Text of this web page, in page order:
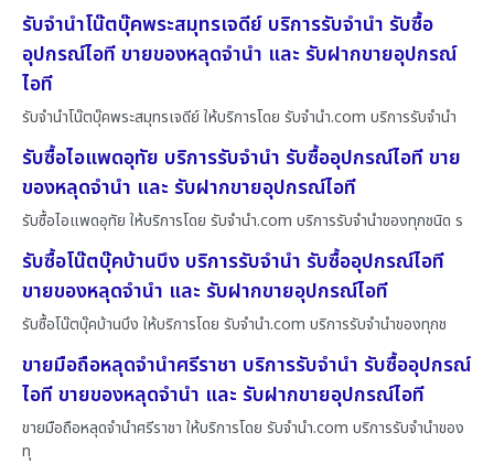
รับจำนำโน๊ตบุ๊คพระสมุทรเจดีย์ บริการรับจำนำ รับซื้อ
อุปกรณ์ไอที ขายของหลุดจำนำ และ รับฝากขายอุปกรณ์
ไอที
รับจำนำโน๊ตบุ๊คพระสมุทรเจดีย์ ให้บริการโดย รับจํานํา.com บริการรับจำนำ
รับซื้อไอแพดอุทัย บริการรับจำนำ รับซื้ออุปกรณ์ไอที ขาย
ของหลุดจำนำ และ รับฝากขายอุปกรณ์ไอที
รับซื้อไอแพดอุทัย ให้บริการโดย รับจํานํา.com บริการรับจำนำของทุกชนิด ร
รับซื้อโน๊ตบุ๊คบ้านบึง บริการรับจำนำ รับซื้ออุปกรณ์ไอที
ขายของหลุดจำนำ และ รับฝากขายอุปกรณ์ไอที
รับซื้อโน๊ตบุ๊คบ้านบึง ให้บริการโดย รับจํานํา.com บริการรับจำนำของทุกช
ขายมือถือหลุดจำนำศรีราชา บริการรับจำนำ รับซื้ออุปกรณ์
ไอที ขายของหลุดจำนำ และ รับฝากขายอุปกรณ์ไอที
ขายมือถือหลุดจำนำศรีราชา ให้บริการโดย รับจํานํา.com บริการรับจำนำของ
ทุ